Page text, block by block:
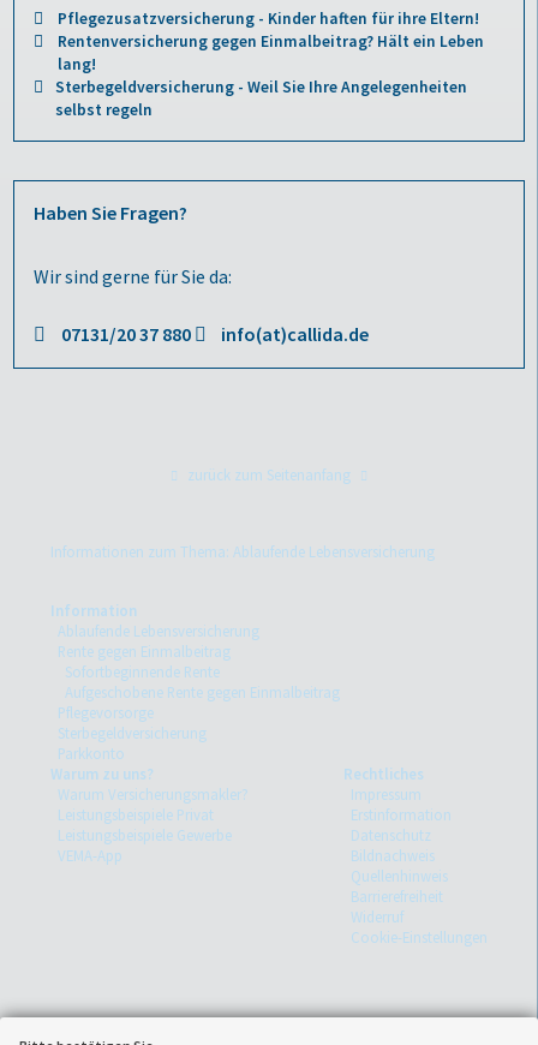
Pflegezusatzversicherung - Kinder haften für ihre Eltern!
Rentenversicherung gegen Einmalbeitrag? Hält ein Leben
lang!
Sterbegeldversicherung - Weil Sie Ihre Angelegenheiten
selbst regeln
Haben Sie Fragen?
Wir sind gerne für Sie da:
07131/20 37 880 info(at)callida.de
zurück zum Seitenanfang
Informationen zum Thema: Ablaufende Lebensversicherung
Information
Ablaufende Lebensversicherung
Rente gegen Einmalbeitrag
Sofortbeginnende Rente
Aufgeschobene Rente gegen Einmalbeitrag
Pflegevorsorge
Sterbegeldversicherung
Parkkonto
Warum zu uns?
Warum Versicherungsmakler?
Leistungsbeispiele Privat
Leistungsbeispiele Gewerbe
VEMA-App
Rechtliches
Impressum
Erstinformation
Datenschutz
Bildnachweis
Quellenhinweis
Barrierefreiheit
Widerruf
Cookie-Einstellungen